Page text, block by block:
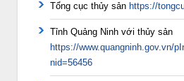
Tổng cục thủy sản https://
Tỉnh Quảng Ninh với thủy sản
https://www.quangninh.gov.vn/
nid=56456